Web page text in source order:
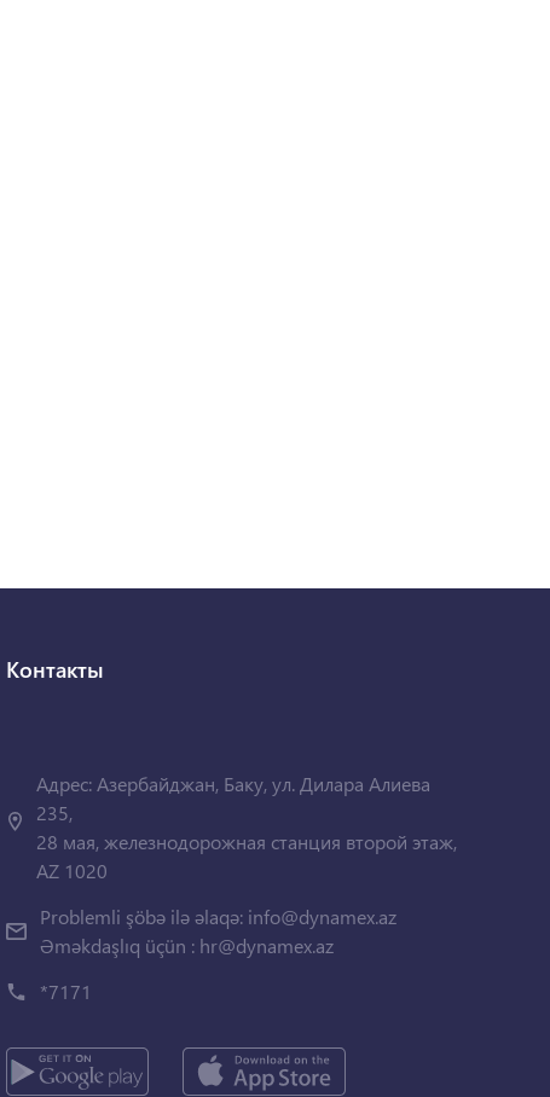
Контакты
Адрес: Азербайджан, Баку, ул. Дилара Алиева
235,
28 мая, железнодорожная станция второй этаж,
AZ 1020
Problemli şöbə ilə əlaqə: info@dynamex.az
Əməkdaşlıq üçün : hr@dynamex.az
*7171